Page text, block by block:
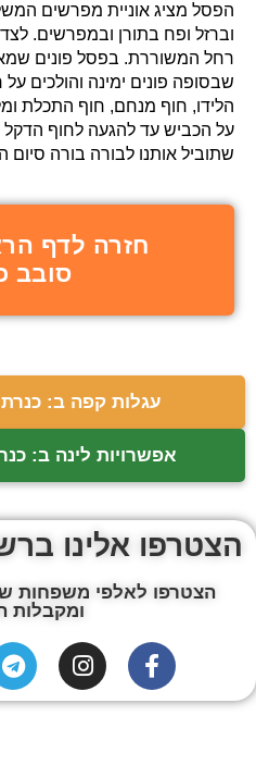
הפסל מציג אוניית מפרשים
וברזל ופח בתורן ובמפרשים.
רחל המשוררת. בפסל פונים
שבסופה פונים ימינה והולכים
הלידו, חוף מנחם, חוף התכלת
על הכביש עד להגעה לחוף הדקל
שתוביל אותנו לבורה בורה סיום
חזרה לדף
סובב
עגלות קפה ב:
אפשרויות לינה ב:
הצטרפו אלינו
הצטרפו לאלפי משפחות
ומקבלות